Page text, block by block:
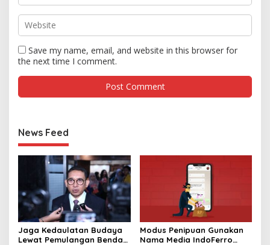
Save my name, email, and website in this browser for
the next time I comment.
News Feed
Jaga Kedaulatan Budaya
Lewat Pemulangan Benda
Modus Penipuan Gunakan
Nama Media IndoFerro